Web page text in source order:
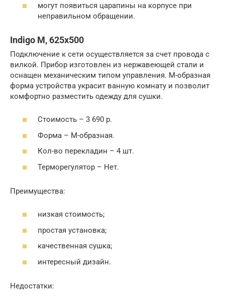
могут появиться царапины на корпусе при
неправильном обращении.
Indigo M, 625х500
Подключение к сети осуществляется за счет провода с
вилкой. Прибор изготовлен из нержавеющей стали и
оснащен механическим типом управления. М-образная
форма устройства украсит ванную комнату и позволит
комфортно разместить одежду для сушки.
Стоимость – 3 690 р.
Форма – М-образная.
Кол-во перекладин – 4 шт.
Терморегулятор – Нет.
Преимущества:
низкая стоимость;
простая установка;
качественная сушка;
интересный дизайн.
Недостатки: